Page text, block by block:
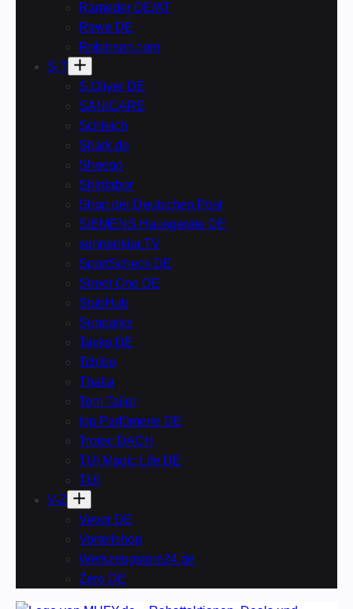
Rameder DE/AT
Rewe DE
Robinson.com
S-T
S.Oliver DE
SANICARE
Schleich
Shark.de
Sheego
Shirtlabor
Shop der Deutschen Post
SIEMENS Hausgeräte DE
sonnenklar.TV
SportScheck DE
Street One DE
StubHub
Sunparks
Takko DE
Tchibo
Thalia
Tom Tailor
top Parfümerie DE
Trotec DACH
TUI Magic Life DE
TUI
V-Z
Vevor DE
Vorteilshop
Werkzeugstore24.de
Zero DE